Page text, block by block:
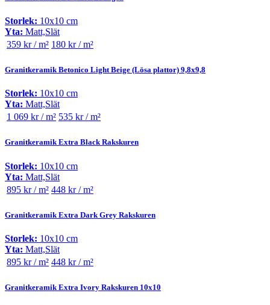
Storlek: 10x10 cm
Yta: Matt,Slät
359 kr / m² 180 kr / m²
Granitkeramik Betonico Light Beige (Lösa plattor) 9,8x9,8
Storlek: 10x10 cm
Yta: Matt,Slät
1 069 kr / m² 535 kr / m²
Granitkeramik Extra Black Rakskuren
Storlek: 10x10 cm
Yta: Matt,Slät
895 kr / m² 448 kr / m²
Granitkeramik Extra Dark Grey Rakskuren
Storlek: 10x10 cm
Yta: Matt,Slät
895 kr / m² 448 kr / m²
Granitkeramik Extra Ivory Rakskuren 10x10